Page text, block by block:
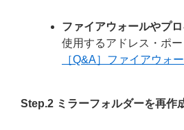
ファイアウォールやプ
使用するアドレス・ポ
［Q&A］ファイアウォ
Step.2 ミラーフォルダーを再作